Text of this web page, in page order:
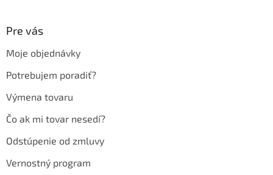
Pre vás
Moje objednávky
Potrebujem poradiť?
Výmena tovaru
Čo ak mi tovar nesedí?
Odstúpenie od zmluvy
Vernostný program